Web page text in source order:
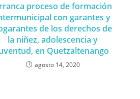
proceso de formación
con garantes y
de los derechos de
la niñez, adolescencia y
en Quetzaltenango
agosto 14, 2020